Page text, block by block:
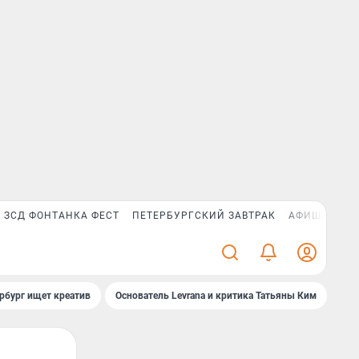
ЗСД ФОНТАНКА ФЕСТ ПЕТЕРБУРГСКИЙ ЗАВТРАК АФИША PLUS
ищет креатив Основатель Levrana и критика Татьяны Ким